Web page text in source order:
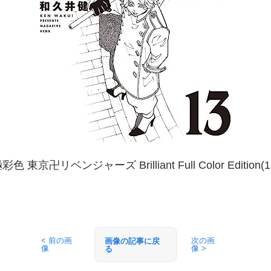
彩色 東京卍リベンジャーズ Brilliant Full Color
< 前の画
像
画像の記事に戻
る
次の画
像 >